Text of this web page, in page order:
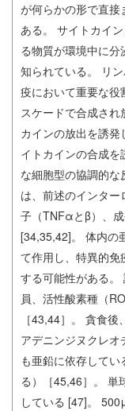
が何らかの形で直
ある。 サイトカイ
る物質が環境中に
知られている。 リ
疫において重要な役
スケードで合成され
カインの放出を誘
イトカインの合成を
な細胞型の協調的
は、前述のインタ
子（TNFαとβ）、
[34,35,42]。 体内の
て作用し、特異的
する可能性がある。
員、活性酸素種（
［43,44］。 貪食
アデニンジヌクレ
も亜鉛に依存して
る）［45,46］。 単
している [47]。